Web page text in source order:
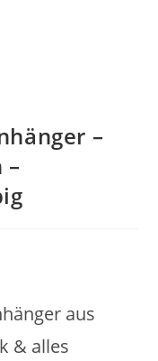
–
–
aus
& alles